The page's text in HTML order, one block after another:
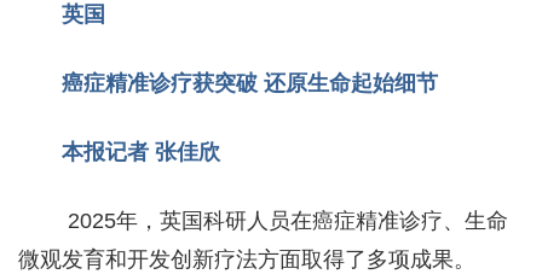
英国
癌症精准诊疗获突破 还原生命起始细节
本报记者 张佳欣
2025年，英国科研人员在癌症精准诊疗、生命
微观发育和开发创新疗法方面取得了多项成果。